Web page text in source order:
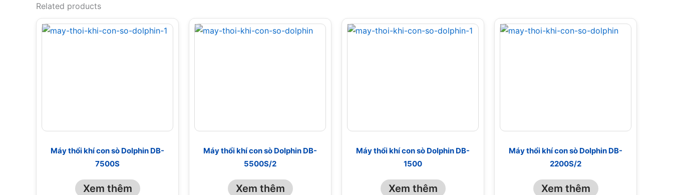
Related products
Máy thổi khí con sò Dolphin DB-
7500S
Xem thêm
Máy thổi khí con sò Dolphin DB-
5500S/2
Xem thêm
Máy thổi khí con sò Dolphin DB-
1500
Xem thêm
Máy thổi khí con sò Dolphin DB-
2200S/2
Xem thêm